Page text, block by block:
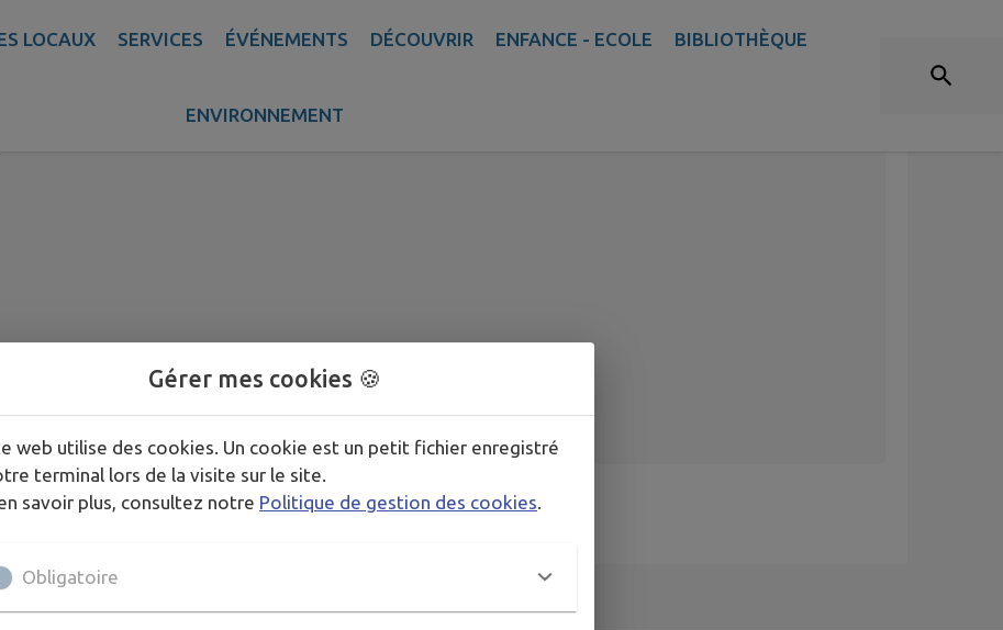
LOCAUX SERVICES ÉVÉNEMENTS DÉCOUVRIR ENFANCE - ECOLE BIBLIOTHÈQUE
ENVIRONNEMENT
04/2026
Gérer mes cookies 🍪
web utilise des cookies. Un cookie est un petit fichier enregistré
terminal lors de la visite sur le site.
savoir plus, consultez notre Politique de gestion des cookies
Obligatoire